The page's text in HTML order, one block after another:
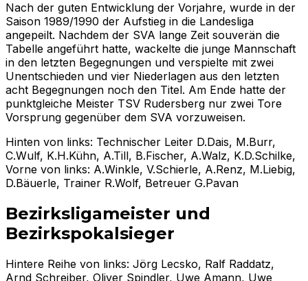
Nach der guten Entwicklung der Vorjahre, wurde in der
Saison 1989/1990 der Aufstieg in die Landesliga
angepeilt. Nachdem der SVA lange Zeit souverän die
Tabelle angeführt hatte, wackelte die junge Mannschaft
in den letzten Begegnungen und verspielte mit zwei
Unentschieden und vier Niederlagen aus den letzten
acht Begegnungen noch den Titel. Am Ende hatte der
punktgleiche Meister TSV Rudersberg nur zwei Tore
Vorsprung gegenüber dem SVA vorzuweisen.
Hinten von links: Technischer Leiter D.Dais, M.Burr,
C.Wulf, K.H.Kühn, A.Till, B.Fischer, A.Walz, K.D.Schilke,
Vorne von links: A.Winkle, V.Schierle, A.Renz, M.Liebig,
D.Bäuerle, Trainer R.Wolf, Betreuer G.Pavan
Bezirksligameister und
Bezirkspokalsieger
Hintere Reihe von links: Jörg Lecsko, Ralf Raddatz,
Arnd Schreiber, Oliver Spindler, Uwe Amann, Uwe